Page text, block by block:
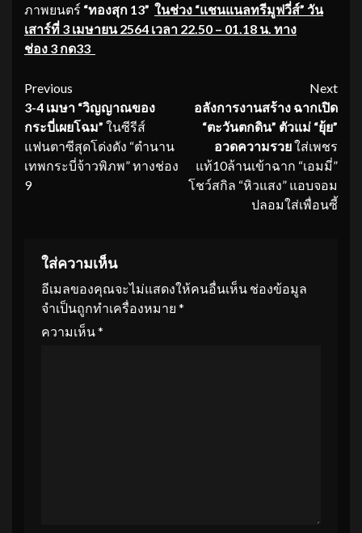
ภาพยนตร์ “ทองสุก 13” ในช่วง “แชนแนลทรีมูฟวี่ส์” วัน
เสาร์ที่ 3 เมษายน2564 เวลา 22.50 – 01.18 น. ทาง
ช่อง 3 กด33
Continue
Reading
Previous
3-4 เมษา “วิญญาณของ
กระบี่เผยโฉม” ในซีรีส์
แฟนตาซีสุดโด่งดัง “ตำนาน
เทพกระบี่จ้าวพิภพ” ทางช่อง
9
Next
อลังการงานสร้าง ฉากเปิด
“ตะวันตกดิน” ตัวแม่ “ยุ้ย”
อวดความรวยใส่เพชร
แท้10ล้านเข้าฉาก “เอมมี่”
โชว์สกิล “หิวแสง” แอบจอม
ปลอมใส่เพื่อนซี้
ใส่ความเห็น
อีเมลของคุณจะไม่แสดงให้คนอื่นเห็น ช่องข้อมูล
จำเป็นถูกทำเครื่องหมาย *
ความเห็น*